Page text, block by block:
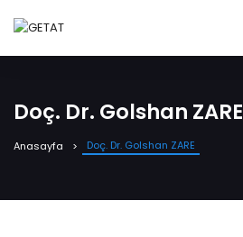
Doç. Dr. Golshan ZARE
Anasayfa Doç. Dr. Golshan ZARE